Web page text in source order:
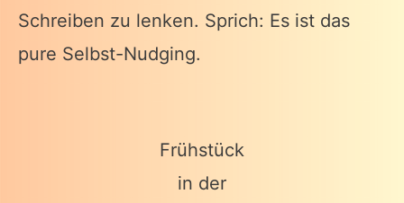
Schreiben zu lenken. Sprich: Es ist das
pure Selbst-Nudging.
Frühstück
in der